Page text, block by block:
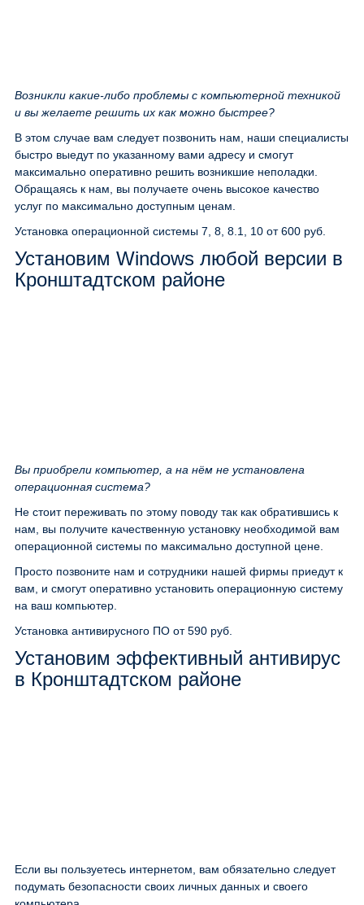
Возникли какие-либо проблемы с компьютерной техникой
и вы желаете решить их как можно быстрее?
В этом случае вам следует позвонить нам, наши специалисты
быстро выедут по указанному вами адресу и смогут
максимально оперативно решить возникшие неполадки.
Обращаясь к нам, вы получаете очень высокое качество
услуг по максимально доступным ценам.
Установка операционной системы 7, 8, 8.1, 10 от 600 руб.
Установим Windows любой версии в
Кронштадтском районе
Вы приобрели компьютер, а на нём не установлена
операционная система?
Не стоит переживать по этому поводу так как обратившись к
нам, вы получите качественную установку необходимой вам
операционной системы по максимально доступной цене.
Просто позвоните нам и сотрудники нашей фирмы приедут к
вам, и смогут оперативно установить операционную систему
на ваш компьютер.
Установка антивирусного ПО от 590 руб.
Установим эффективный антивирус
в Кронштадтском районе
Если вы пользуетесь интернетом, вам обязательно следует
подумать безопасности своих личных данных и своего